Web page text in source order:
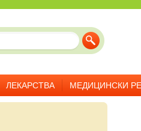
ЛЕКАРСТВА МЕДИЦИНСКИ